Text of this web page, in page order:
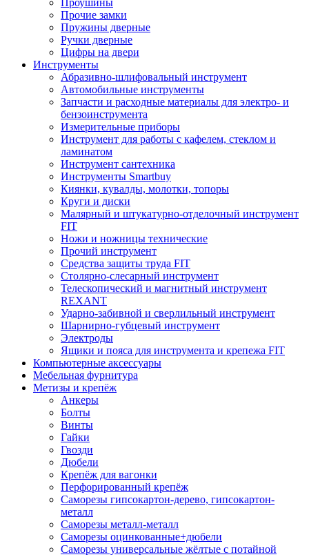
Прочие замки
Пружины дверные
Ручки дверные
Цифры на двери
Инструменты
Абразивно-шлифовальный инструмент
Автомобильные инструменты
Запчасти и расходные материалы для электро- и
бензоинструмента
Измерительные приборы
Инструмент для работы с кафелем, стеклом и
ламинатом
Инструмент сантехника
Инструменты Smartbuy
Киянки, кувалды, молотки, топоры
Круги и диски
Малярный и штукатурно-отделочный инструмент
FIT
Ножи и ножницы технические
Прочий инструмент
Средства защиты труда FIT
Столярно-слесарный инструмент
Телескопический и магнитный инструмент
REXANT
Ударно-забивной и сверлильный инструмент
Шарнирно-губцевый инструмент
Электроды
Ящики и пояса для инструмента и крепежа FIT
Компьютерные аксессуары
Мебельная фурнитура
Метизы и крепёж
Анкеры
Болты
Винты
Гайки
Гвозди
Дюбели
Крепёж для вагонки
Перфорированный крепёж
Саморезы гипсокартон-дерево, гипсокартон-
металл
Саморезы металл-металл
Саморезы оцинкованные+дюбели
Саморезы универсальные жёлтые с потайной